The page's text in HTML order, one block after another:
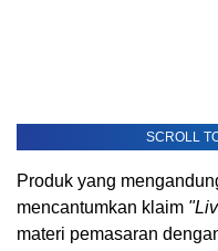
SCROLL
Produk yang
mencantumkan klaim
materi pemasaran